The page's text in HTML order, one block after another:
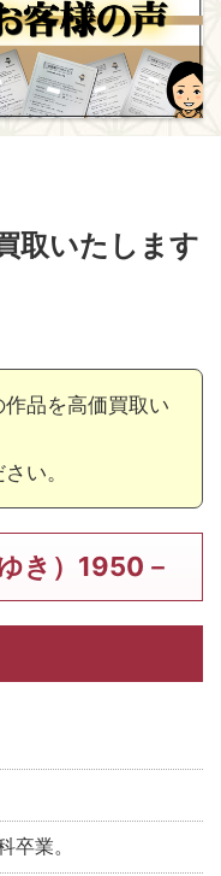
取いたします
品を高価買取い
い。
き）1950－
卒業。